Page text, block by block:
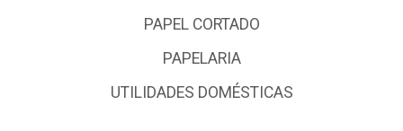
PAPEL CORTADO
PAPELARIA
UTILIDADES DOMÉSTICAS